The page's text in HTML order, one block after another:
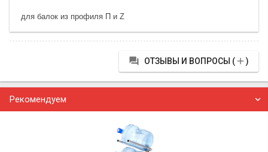
для балок из профиля П и Z
 ОТЗЫВЫ И ВОПРОСЫ ()
Рекомендуем